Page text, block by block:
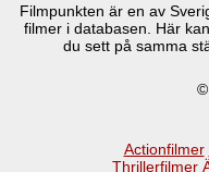
Filmpunkten är en av
filmer i databasen. Här
du sett på samma
©
Actionfilmer
Thrillerfilmer